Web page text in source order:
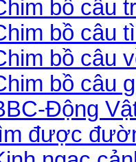
bồ câu
bồ câu
bồ câu
bồ câu
Động
được